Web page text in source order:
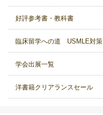
好評参考書・教科書
臨床留学への道 USMLE対策
学会出展一覧
洋書籍クリアランスセール